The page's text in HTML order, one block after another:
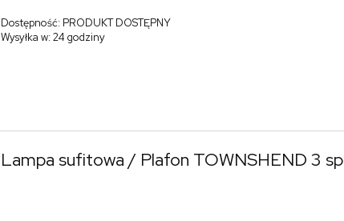
Dostępność: PRODUKT DOSTĘPNY
Wysyłka w:24 godziny
Lampa sufitowa / Plafon TOWNSHEND 3